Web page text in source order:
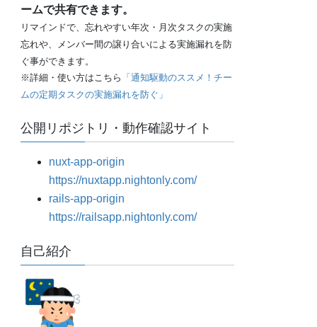
ームで共有できます。
リマインドで、忘れやすい年次・月次タスクの実施
忘れや、メンバー間の譲り合いによる実施漏れを防
ぐ事ができます。
※詳細・使い方はこちら 「通知駆動のススメ！チー
ムの定期タスクの実施漏れを防ぐ」
公開リポジトリ・動作確認サイト
nuxt-app-origin
https://nuxtapp.nightonly.com/
rails-app-origin
https://railsapp.nightonly.com/
自己紹介